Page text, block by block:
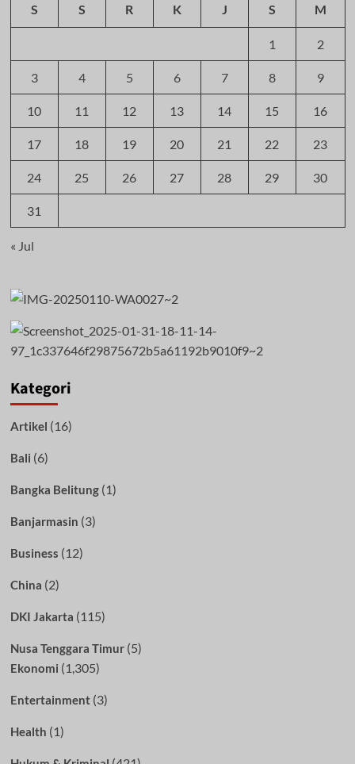
S S R K J S M
1 2
3 4 5 6 7 8 9
10 11 12 13 14 15 16
17 18 19 20 21 22 23
24 25 26 27 28 29 30
31
« Jul
Kategori
Artikel (16)
Bali (6)
Bangka Belitung(1)
Banjarmasin (3)
Business (12)
China (2)
DKI Jakarta (115)
Nusa Tenggara Timur(5)
Ekonomi (1,305)
Entertainment(3)
Health (1)